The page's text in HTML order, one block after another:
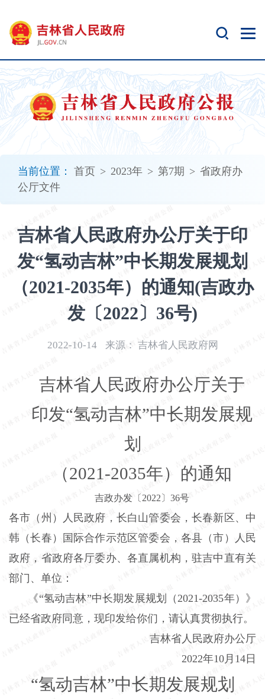
当前位置： 首页 > 2023年 > 第7期 > 省政府办
公厅文件
吉林省人民政府办公厅关于印
发“氢动吉林”中长期发展规划
（2021-2035年）的通知(吉政办
发〔2022〕36号)
2022-10-14 来源： 吉林省人民政府网
吉林省人民政府办公厅关于
印发“氢动吉林”中长期发展规
划
（2021-2035年）的通知
吉政办发〔2022〕36号
各市（州）人民政府，长白山管委会，长春新区、中
韩（长春）国际合作示范区管委会，各县（市）人民
政府，省政府各厅委办、各直属机构，驻吉中直有关
部门、单位：
《“氢动吉林”中长期发展规划（2021-2035年）》
已经省政府同意，现印发给你们，请认真贯彻执行。
吉林省人民政府办公厅
2022年10月14日
“氢动吉林”中长期发展规划
开
无
障
碍
说
明
加